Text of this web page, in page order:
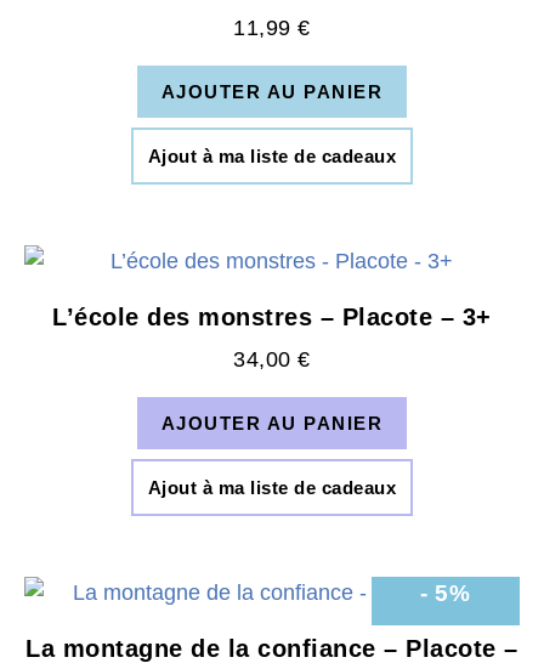
11,99€
AJOUTER AU PANIER
Ajout à ma liste de cadeaux
L’école des monstres – Placote – 3+
34,00€
AJOUTER AU PANIER
Ajout à ma liste de cadeaux
- 5%
La montagne de la confiance – Placote –